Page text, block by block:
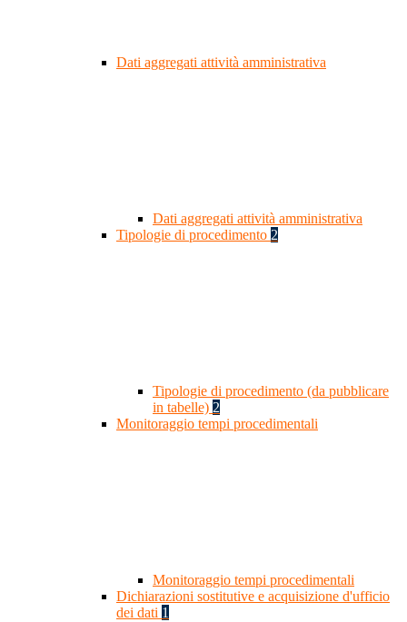
Dati aggregati attività amministrativa
Dati aggregati attività amministrativa
Tipologie di procedimento 2
Tipologie di procedimento (da pubblicare
in tabelle) 2
Monitoraggio tempi procedimentali
Monitoraggio tempi procedimentali
Dichiarazioni sostitutive e acquisizione d'ufficio
dei dati 1